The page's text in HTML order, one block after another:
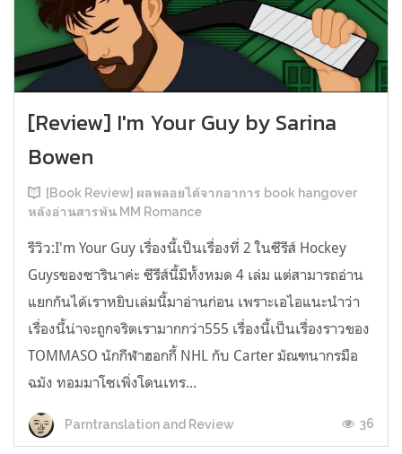
[Review] I'm Your Guy by Sarina
Bowen
[Book Review] ผลพลอยได้จากอาการ book hangover
หลังอ่านสารพัน MM Romance
รีวิว:I'm Your Guy เรื่องนี้เป็นเรื่องที่ 2 ในซีรีส์ Hockey
Guysของซารินาค่ะ ซีรีส์นี้มีทั้งหมด 4 เล่ม แต่สามารถอ่าน
แยกกันได้เราหยิบเล่มนี้มาอ่านก่อน เพราะเอไอแนะนำว่า
เรื่องนี้น่าจะถูกจริตเรามากกว่า555 เรื่องนี้เป็นเรื่องราวของ
TOMMASO นักกีฬาฮอกกี้ NHL กับ Carter มัณฑนากรมือ
ฉมัง ทอมมาโซเพิ่งโดนเทร...
Parntranslation and Review 36